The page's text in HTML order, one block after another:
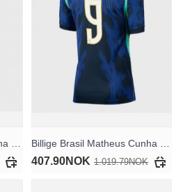
407.90NOK 1.019.79NOK